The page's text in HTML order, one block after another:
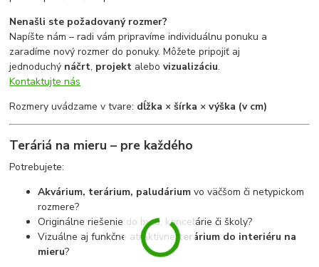
Nenašli ste požadovaný rozmer?
Napíšte nám – radi vám pripravíme individuálnu ponuku a
zaradíme nový rozmer do ponuky. Môžete pripojiť aj
jednoduchý náčrt, projekt alebovizualizáciu.
Kontaktujte nás
Rozmery uvádzame v tvare: dĺžka × šírka × výška (v cm)
Teráriá na mieru – pre každého
Potrebujete:
Akvárium, terárium, paludárium vo väčšom či netypickom
rozmere?
Originálne riešenie do bytu, kancelárie či školy?
Vizuálne aj funkčne atraktívneterárium do interiéru na
mieru?